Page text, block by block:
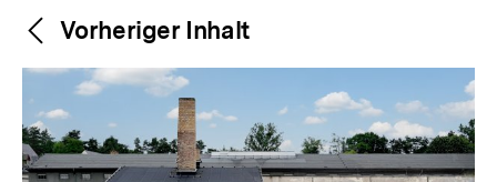
Weitere
Inhalte
Content-
Navigation
Vorheriger Inhalt